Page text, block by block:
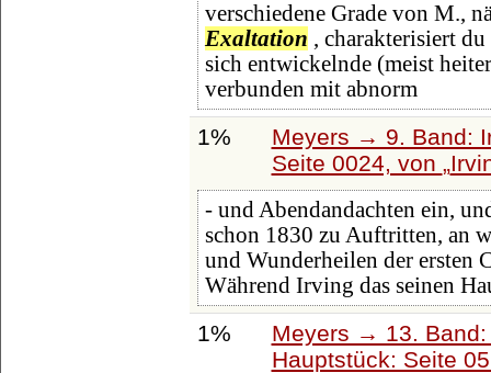
verschiedene Grade von M.,
Exaltation , charakterisiert
sich entwickelnde (meist
verbunden mit abnorm
1%
Meyers → 9. Band:
Seite 0024, von
- und Abendandachten ein,
schon 1830 zu Auftritten, an
und Wunderheilen der ersten
Während Irving das seinen
1%
Meyers → 13.
Hauptstück: Seite